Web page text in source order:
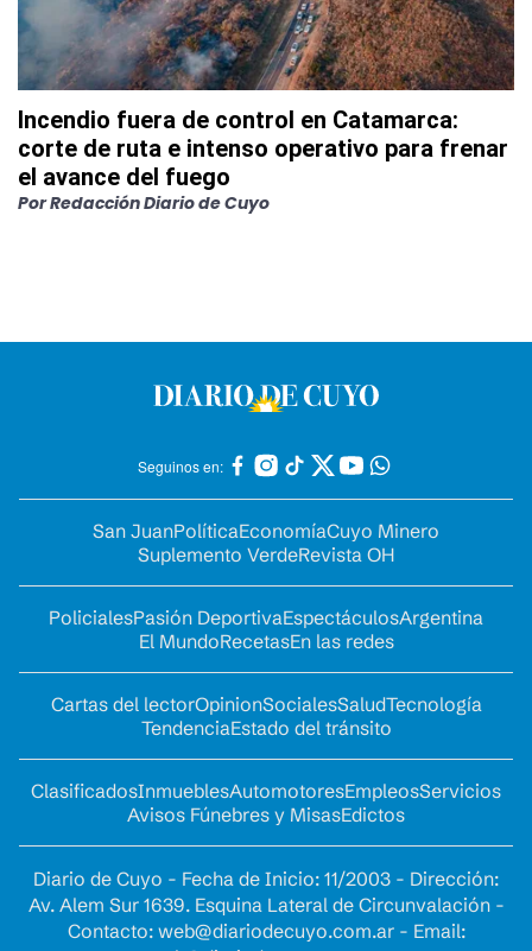
Incendio fuera de control en Catamarca:
corte de ruta e intenso operativo para frenar
el avance del fuego
PorRedacción Diario de Cuyo
Seguinos en:
San JuanPolíticaEconomíaCuyo Minero
Suplemento VerdeRevista OH
PolicialesPasión DeportivaEspectáculosArgentina
El MundoRecetasEn las redes
Cartas del lectorOpinionSocialesSaludTecnología
TendenciaEstado del tránsito
ClasificadosInmueblesAutomotoresEmpleosServicios
Avisos Fúnebres y MisasEdictos
Diario de Cuyo - Fecha de Inicio: 11/2003 - Dirección:
Av. Alem Sur 1639. Esquina Lateral de Circunvalación -
Contacto: web@diariodecuyo.com.ar- Email: